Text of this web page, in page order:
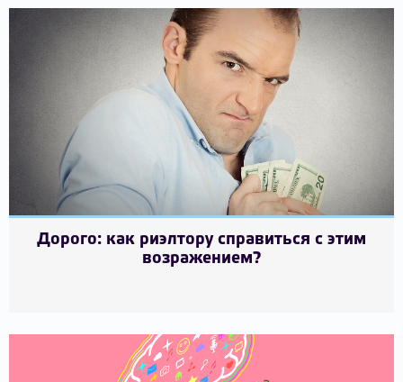
Дорого: как риэлтору справиться с этим
возражением?